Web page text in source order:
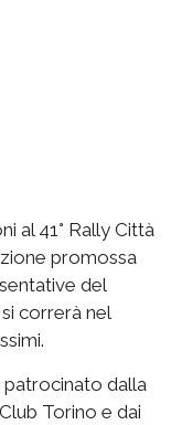
al 41° Rally Città
promossa
del
correrà nel
patrocinato dalla
Torino e dai